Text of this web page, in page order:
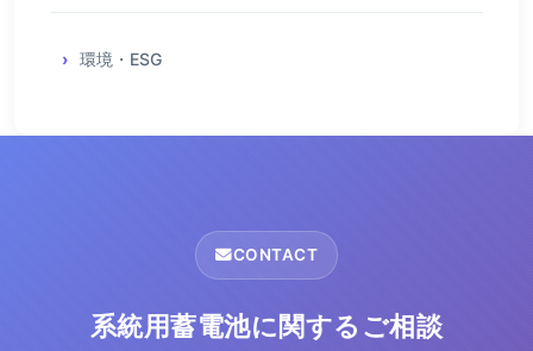
環境・ESG
CONTACT
系統用蓄電池に関するご相談